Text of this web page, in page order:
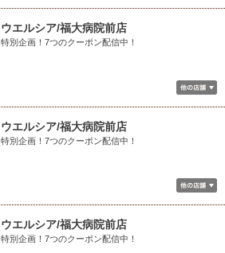
ウエルシア/福大病院前店
特別企画！7つのクーポン配信中！
ウエルシア/福大病院前店
特別企画！7つのクーポン配信中！
ウエルシア/福大病院前店
特別企画！7つのクーポン配信中！